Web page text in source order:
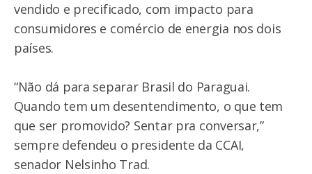
vendido e precificado, com impacto para
consumidores e comércio de energia nos dois
países.
“Não dá para separar Brasil do Paraguai.
Quando tem um desentendimento, o que tem
que ser promovido? Sentar pra conversar,”
sempre defendeu o presidente da CCAI,
senador Nelsinho Trad.